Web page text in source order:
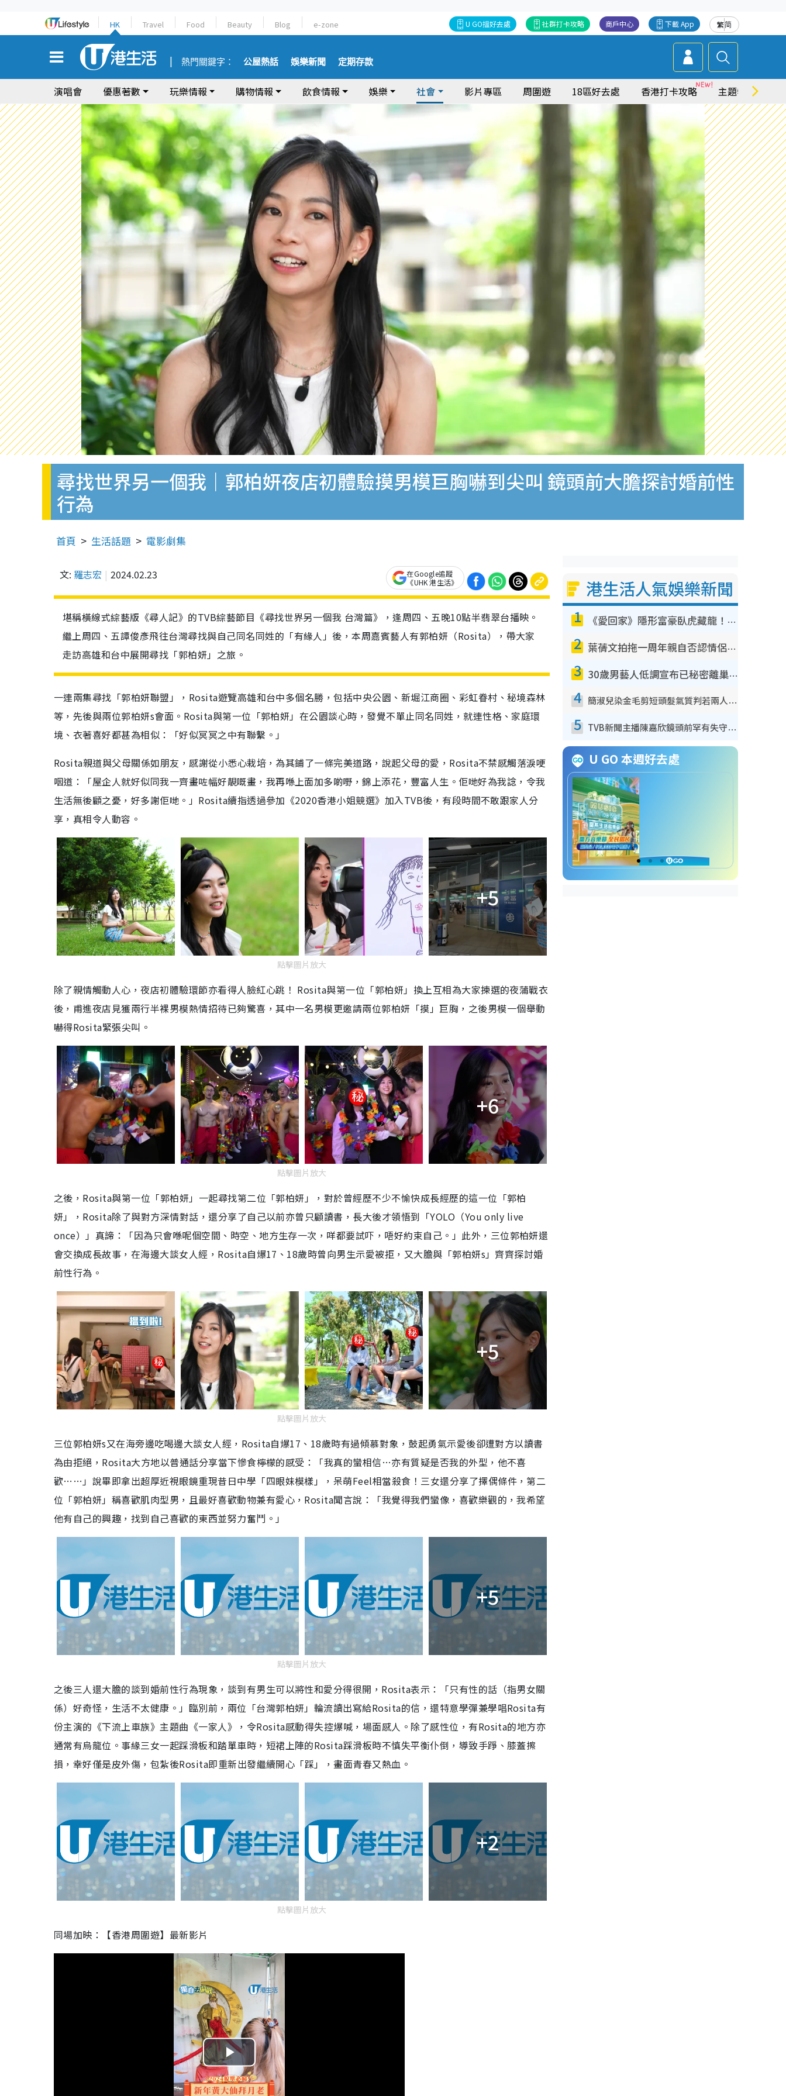
HK Travel Food Beauty Blog e-zone 繁简
下載 App
商戶中心
社群打卡攻略
U GO搵好去處
熱門關鍵字： 公屋熱話 娛樂新聞 定期存款
演唱會 優惠著數 玩樂情報 購物情報 飲食情報 娛樂 社會 影片專區 周圍遊 18區好去處 香港打卡攻略 主題特集
尋找世界另一個我｜郭柏妍夜店初體驗摸男模巨胸嚇到尖叫 鏡頭前大膽探討婚前性
行為
首頁 生活話題 電影劇集
文: 羅志宏 2024.02.23
在Google追蹤
《UHK 港生活》
堪稱橫線式綜藝版《尋人記》的TVB綜藝節目《尋找世界另一個我 台灣篇》，逢周四、五晚10點半翡翠台播映。
繼上周四、五譚俊彥飛往台灣尋找與自己同名同姓的「有緣人」後，本周嘉賓藝人有郭柏妍（Rosita），帶大家
走訪高雄和台中展開尋找「郭柏妍」之旅。
一連兩集尋找「郭柏妍聯盟」，Rosita遊覽高雄和台中多個名勝，包括中央公園、新堀江商圈、彩虹眷村、秘境森林
等，先後與兩位郭柏妍s會面。Rosita與第一位「郭柏妍」在公園談心時，發覺不單止同名同姓，就連性格、家庭環
境、衣著喜好都甚為相似：「好似冥冥之中有聯繫。」
Rosita親道與父母關係如朋友，感謝從小悉心栽培，為其鋪了一條完美道路，說起父母的愛，Rosita不禁感觸落淚哽
咽道：「屋企人就好似同我一齊畫咗幅好靚嘅畫，我再喺上面加多啲嘢，錦上添花，豐富人生。佢哋好為我諗，令我
生活無後顧之憂，好多謝佢哋。」Rosita續指透過參加《2020香港小姐競選》加入TVB後，有段時間不敢跟家人分
享，真相令人動容。
+5
點擊圖片放大
除了親情觸動人心，夜店初體驗環節亦看得人臉紅心跳！ Rosita與第一位「郭柏妍」換上互相為大家揀選的夜蒲戰衣
後，甫進夜店見獲兩行半裸男模熱情招待已夠驚喜，其中一名男模更邀請兩位郭柏妍「摸」巨胸，之後男模一個舉動
嚇得Rosita緊張尖叫。
+6
點擊圖片放大
之後，Rosita與第一位「郭柏妍」一起尋找第二位「郭柏妍」，對於曾經歷不少不愉快成長經歷的這一位「郭柏
妍」，Rosita除了與對方深情對話，還分享了自己以前亦曾只顧讀書，長大後才領悟到「YOLO（You only live
once）」真諦：「因為只會喺呢個空間、時空、地方生存一次，咩都要試吓，唔好約束自己。」此外，三位郭柏妍還
會交換成長故事，在海邊大談女人經，Rosita自爆17、18歲時曾向男生示愛被拒，又大膽與「郭柏妍s」齊齊探討婚
前性行為。
+5
點擊圖片放大
三位郭柏妍s又在海旁邊吃喝邊大談女人經，Rosita自爆17、18歲時有過傾慕對象，鼓起勇氣示愛後卻遭對方以讀書
為由拒絕，Rosita大方地以普通話分享當下慘食檸檬的感受：「我真的蠻相信…亦有質疑是否我的外型，他不喜
歡……」說畢即拿出超厚近視眼鏡重現昔日中學「四眼妹模樣」，呆萌Feel相當殺食！三女還分享了擇偶條件，第二
位「郭柏妍」稱喜歡肌肉型男，且最好喜歡動物兼有愛心，Rosita聞言說：「我覺得我們蠻像，喜歡樂觀的，我希望
他有自己的興趣，找到自己喜歡的東西並努力奮鬥。」
+5
點擊圖片放大
之後三人還大膽的談到婚前性行為現象，談到有男生可以將性和愛分得很開，Rosita表示：「只有性的話（指男女關
係）好奇怪，生活不太健康。」臨別前，兩位「台灣郭柏妍」輪流讀出寫給Rosita的信，還特意學彈兼學唱Rosita有
份主演的《下流上車族》主題曲《一家人》，令Rosita感動得失控爆喊，場面感人。除了感性位，有Rosita的地方亦
通常有烏龍位。事緣三女一起踩滑板和踏單車時，短裙上陣的Rosita踩滑板時不慎失平衡仆倒，導致手踭、膝蓋擦
損，幸好僅是皮外傷，包紮後Rosita即重新出發繼續開心「踩」，畫面青春又熱血。
+2
點擊圖片放大
同場加映：【香港周圍遊】最新影片
P
l
港生活人氣娛樂新聞
1 《愛回家》隱形富豪臥虎藏龍！盤點12位財氣逼人的有錢藝人：呢位靚女3億身家唔憂做
2 葉蒨文拍拖一周年親自否認情侶關係？！被質疑感情造假竟稱GM「普通同事」
3 30歲男藝人低調宣布已秘密離巢！人氣急跌變失蹤人口︰「這幾年過得並不容易」
4 簡淑兒染金毛剪短頭髮氣質判若兩人！嚇壞老公麥大力都認唔出：「你做咩事？」
5 TVB新聞主播陳嘉欣鏡頭前罕有失守！遭林超英一句說話突襲嚇親當場大笑
U GO 本週好去處